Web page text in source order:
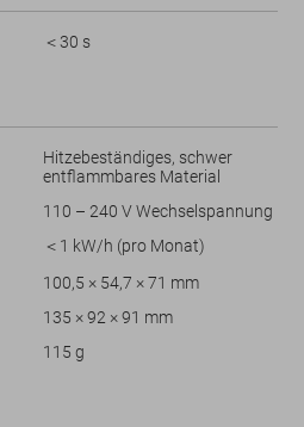
＜30 s
Hitzebeständiges, schwer
entflammbares Material
110 – 240 V Wechselspannung
＜1 kW/h (pro Monat)
100,5 × 54,7 × 71 mm
135 × 92 × 91 mm
115 g